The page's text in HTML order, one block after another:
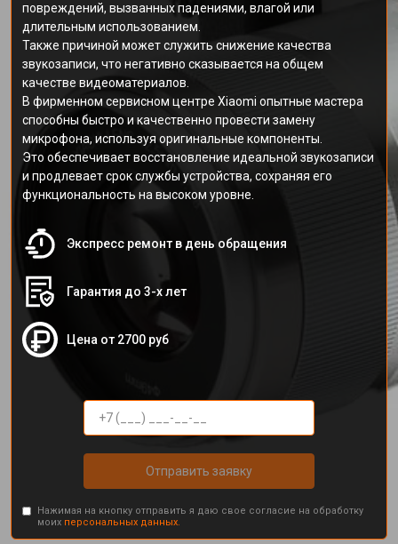
повреждений, вызванных падениями, влагой или
длительным использованием.
Также причиной может служить снижение качества
звукозаписи, что негативно сказывается на общем
качестве видеоматериалов.
В фирменном сервисном центре Xiaomi опытные мастера
способны быстро и качественно провести замену
микрофона, используя оригинальные компоненты.
Это обеспечивает восстановление идеальной звукозаписи
и продлевает срок службы устройства, сохраняя его
функциональность на высоком уровне.
Экспресс ремонт в день обращения
Гарантия до 3-х лет
Цена от 2700 руб
Отправить заявку
Нажимая на кнопку отправить я даю свое согласие на обработку
моих персональных данных.